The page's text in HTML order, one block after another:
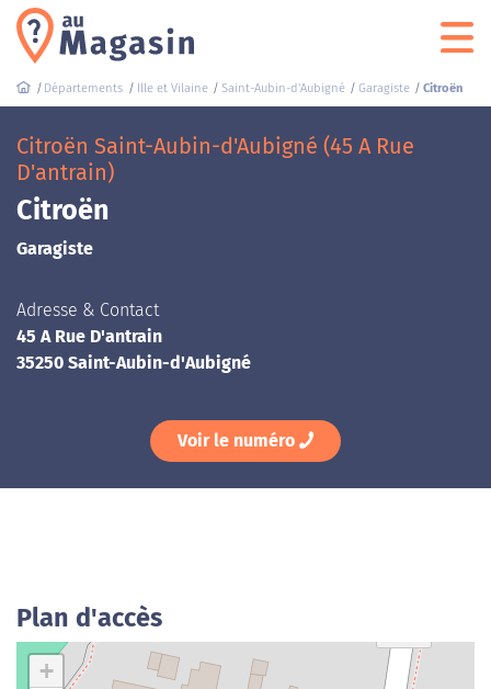
Départements Ille et Vilaine Saint-Aubin-d'Aubigné Garagiste Citroën
Citroën Saint-Aubin-d'Aubigné (45 A Rue
D'antrain)
Citroën
Garagiste
Adresse & Contact
45 A Rue D'antrain
35250 Saint-Aubin-d'Aubigné
Voir le numéro
Plan d'accès
+